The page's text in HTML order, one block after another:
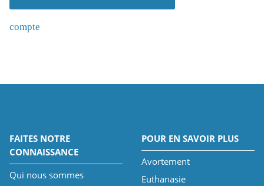
compte
FAITES NOTRE
CONNAISSANCE
Qui nous sommes
POUR EN SAVOIR PLUS
Avortement
Euthanasie